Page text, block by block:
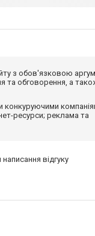
з обов'язковою
та обговорення, а
конкуруючими
ресурси; реклама та
відгуку